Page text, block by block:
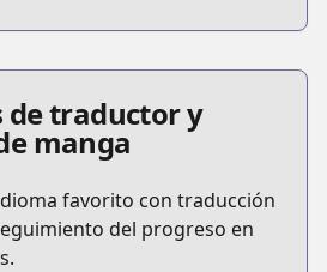
de traductor y
manga
favorito con traducción
del progreso en